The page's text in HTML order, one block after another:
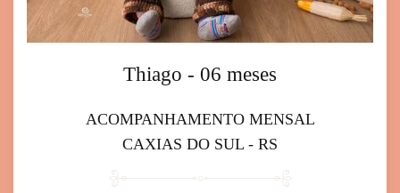
Thiago - 06 meses
ACOMPANHAMENTO MENSAL
CAXIAS DO SUL - RS